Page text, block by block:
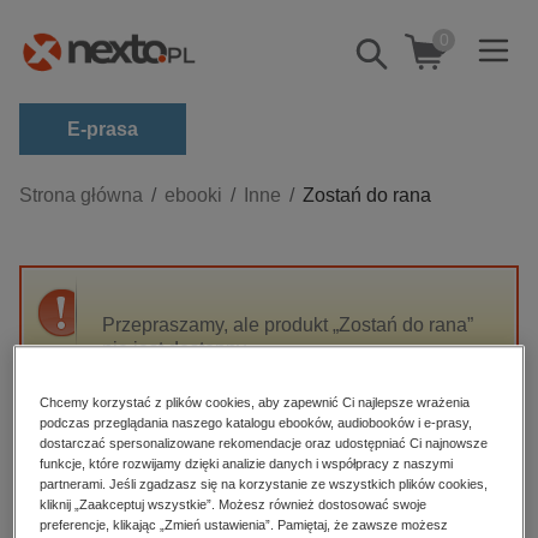
Pokaż/schowaj
wyszukiwarkę
0
E-prasa
Kategorie
biznesowe, branżowe, gospodarka
dzienniki
edukacja
hobby, sport, rozrywka
komputery, internet, technologie, informatyka
Strona główna ebooki Inne Zostań do rana
Przepraszamy, ale produkt „Zostań do rana”
nie jest dostępny.
High-contrast mode
Polecane
Chcemy korzystać z plików cookies, aby zapewnić Ci najlepsze wrażenia
podczas przeglądania naszego katalogu ebooków, audiobooków i e-prasy,
dostarczać spersonalizowane rekomendacje oraz udostępniać Ci najnowsze
funkcje, które rozwijamy dzięki analizie danych i współpracy z naszymi
partnerami. Jeśli zgadzasz się na korzystanie ze wszystkich plików cookies,
kliknij „Zaakceptuj wszystkie”. Możesz również dostosować swoje
preferencje, klikając „Zmień ustawienia”. Pamiętaj, że zawsze możesz